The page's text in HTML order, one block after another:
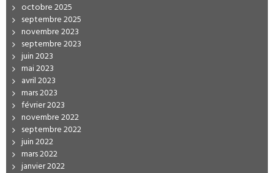
octobre 2025
septembre 2025
novembre 2023
septembre 2023
juin 2023
mai 2023
avril 2023
mars 2023
février 2023
novembre 2022
septembre 2022
juin 2022
mars 2022
janvier 2022